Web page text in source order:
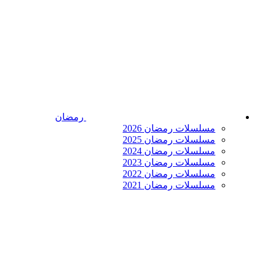
رمضان
مسلسلات رمضان 2026
مسلسلات رمضان 2025
مسلسلات رمضان 2024
مسلسلات رمضان 2023
مسلسلات رمضان 2022
مسلسلات رمضان 2021